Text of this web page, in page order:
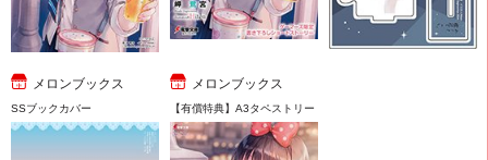
メロンブックス
SSブックカバー
メロンブックス
【有償特典】A3タペストリー